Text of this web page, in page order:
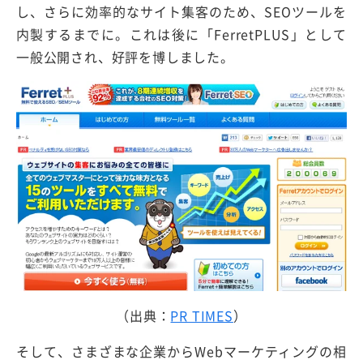
し、さらに効率的なサイト集客のため、SEOツールを
内製するまでに。これは後に「FerretPLUS」として
一般公開され、好評を博しました。
（出典： PR TIMES）
そして、さまざまな企業からWebマーケティングの相